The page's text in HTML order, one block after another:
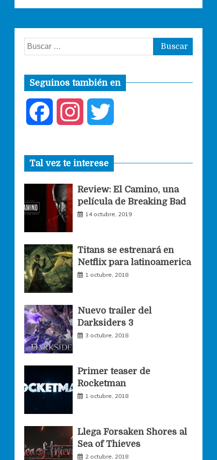
Buscar:
Seguinos también en
c
e
b
o
o
s
t
a
g
m
i
t
t
r
Tal vez te interese
Review: El Camino, una
película de Breaking Bad
14 octubre, 2019
Titans se estrenará en
Netflix para latinoamerica
1 octubre, 2018
Nuevo trailer del
Darksiders 3
3 octubre, 2018
Primer teaser de
Rocketman
1 octubre, 2018
Llega Forsaken Shores al
Sea of Thieves
2 octubre, 2018